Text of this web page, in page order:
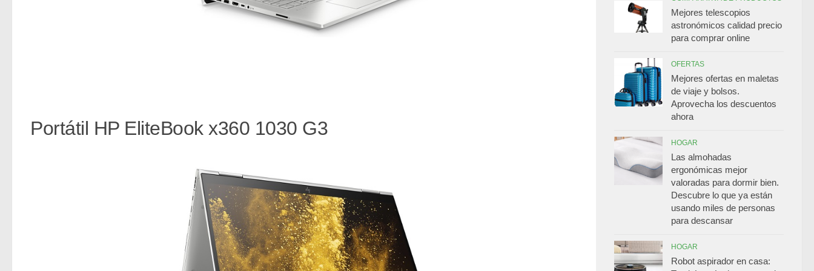
Portátil HP EliteBook x360 1030 G3
Mejores telescopios
astronómicos calidad precio
para comprar online
OFERTAS
Mejores ofertas en maletas
de viaje y bolsos.
Aprovecha los descuentos
ahora
HOGAR
Las almohadas
ergonómicas mejor
valoradas para dormir bien.
Descubre lo que ya están
usando miles de personas
para descansar
HOGAR
Robot aspirador en casa: